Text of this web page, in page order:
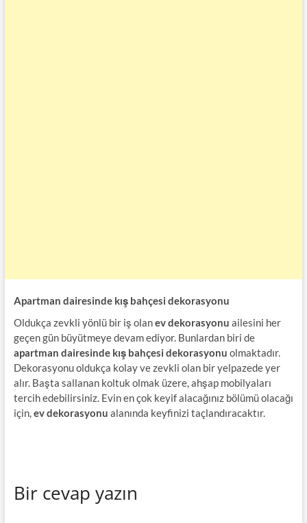
Apartman dairesinde kış bahçesi dekorasyonu
Oldukça zevkli yönlü bir iş olanev dekorasyonu ailesini her
geçen gün büyütmeye devam ediyor. Bunlardan biri de
apartman dairesinde kış bahçesi dekorasyonu olmaktadır.
Dekorasyonu oldukça kolay ve zevkli olan bir yelpazede yer
alır. Başta sallanan koltuk olmak üzere, ahşap mobilyaları
tercih edebilirsiniz. Evin en çok keyif alacağınız bölümü olacağı
için, ev dekorasyonu alanında keyfinizi taçlandıracaktır.
Bir cevap yazın